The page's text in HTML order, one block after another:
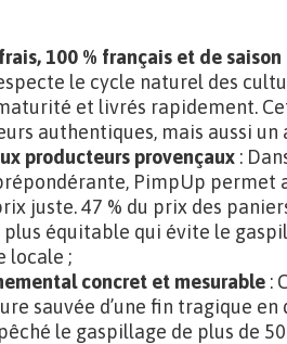
100 % français et de saison
le cycle naturel des
et livrés rapidement.
authentiques, mais aussi
producteurs provençaux :
PimpUp permet
juste. 47 % du prix des
plus équitable qui évite le
locale ;
concret et mesurable :
sauvée d’une fin tragique en
le gaspillage de plus de